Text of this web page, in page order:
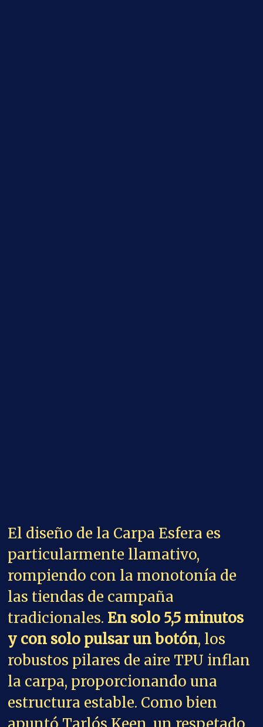
apuntó Tarlós Keen, un respetado
crítico de equipos de camping del
planeta Vindalo V, «La Carpa
Esfera de Aerogogo redefine lo que
significa acampar».
Disfruta la Comodidad en Plena
Naturaleza